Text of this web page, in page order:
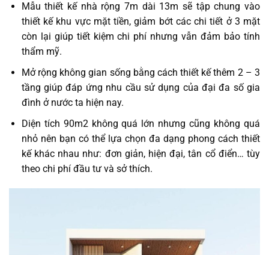
Mẫu thiết kế nhà rộng 7m dài 13m sẽ tập chung vào
thiết kế khu vực mặt tiền, giảm bớt các chi tiết ở 3 mặt
còn lại giúp tiết kiệm chi phí nhưng vẫn đảm bảo tính
thẩm mỹ.
Mở rộng không gian sống bằng cách thiết kế thêm 2 – 3
tầng giúp đáp ứng nhu cầu sử dụng của đại đa số gia
đình ở nước ta hiện nay.
Diện tích 90m2 không quá lớn nhưng cũng không quá
nhỏ nên bạn có thể lựa chọn đa dạng phong cách thiết
kế khác nhau như: đơn giản, hiện đại, tân cổ điển… tùy
theo chi phí đầu tư và sở thích.